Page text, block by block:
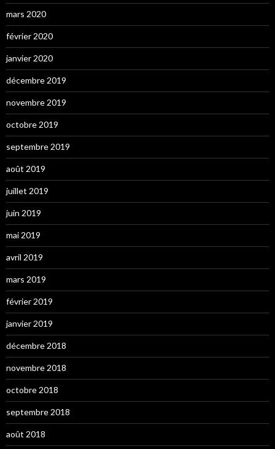
mars 2020
février 2020
janvier 2020
décembre 2019
novembre 2019
octobre 2019
septembre 2019
août 2019
juillet 2019
juin 2019
mai 2019
avril 2019
mars 2019
février 2019
janvier 2019
décembre 2018
novembre 2018
octobre 2018
septembre 2018
août 2018